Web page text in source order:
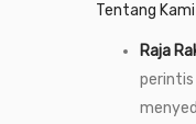
Tentang Kami
Raja
perintis